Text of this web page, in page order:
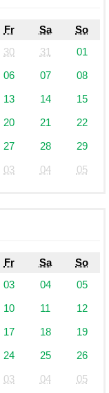
Fr Sa
So
30 31
01
06 07
08
13 14
15
20 21
22
27 28
29
03 04 05
Fr Sa
So
03 04
05
10 11
12
17 18
19
24 25
26
03 04 05